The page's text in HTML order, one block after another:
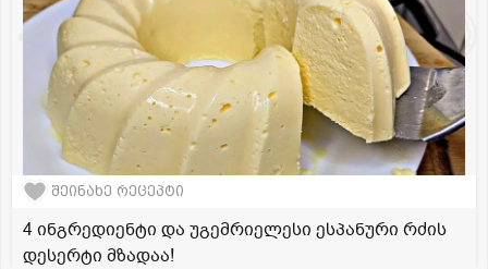
შეინახე რეცეპტი
4 ინგრედიენტი და უგემრიელესი ესპანური რძის
დესერტი მზადაა!